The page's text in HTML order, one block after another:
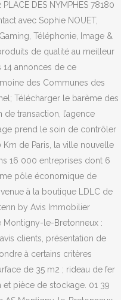
DES NYMPHES 78180
avec Sophie NOUET,
Téléphonie, Image &
de qualité au meilleur
annonces de ce
des Communes des
Télécharger le barème des
de transaction, l’agence
prend le soin de contrôler
de Paris, la ville nouvelle
16 000 entreprises dont 6
pôle économique de
à la boutique LDLC de
by Avis Immobilier
le-Bretonneux :
clients, présentation de
à certains critères
de 35 m2 ; rideau de fer
pièce de stockage. 01 39